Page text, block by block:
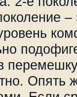
Опять